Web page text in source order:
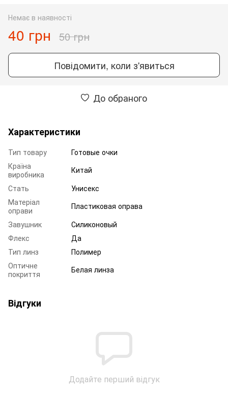
Немає в наявності
40 грн 50 грн
Повідомити, коли з'явиться
До обраного
Характеристики
Тип товару
Готовые очки
Країна
виробника
Китай
Стать
Унисекс
Матеріал
оправи
Пластиковая оправа
Завушник
Силиконовый
Флекс
Да
Тип линз
Полимер
Оптичне
покриття
Белая линза
Відгуки
Додайте перший відгук